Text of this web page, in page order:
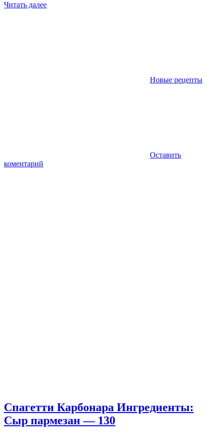
Читать далее
Новые рецепты
Оставить
коментарий
Спагетти Карбонара Ингредиенты:
Сыр пармезан — 130